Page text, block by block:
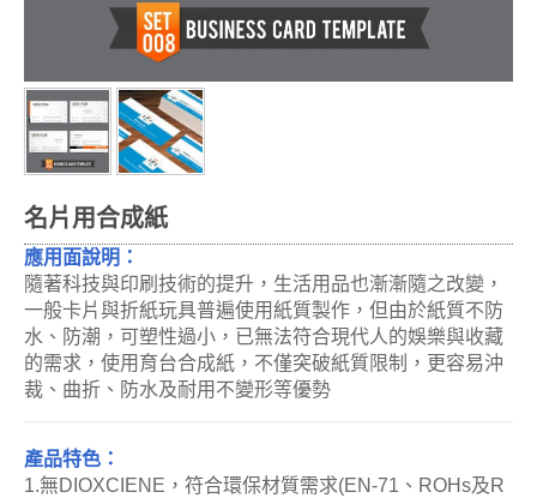
名片用合成紙
應用面說明：
隨著科技與印刷技術的提升，生活用品也漸漸隨之改變，
一般卡片與折紙玩具普遍使用紙質製作，但由於紙質不防
水、防潮，可塑性過小，已無法符合現代人的娛樂與收藏
的需求，使用育台合成紙，不僅突破紙質限制，更容易沖
裁、曲折、防水及耐用不變形等優勢
產品特色：
1.無DIOXCIENE，符合環保材質需求(EN-71、ROHs及R